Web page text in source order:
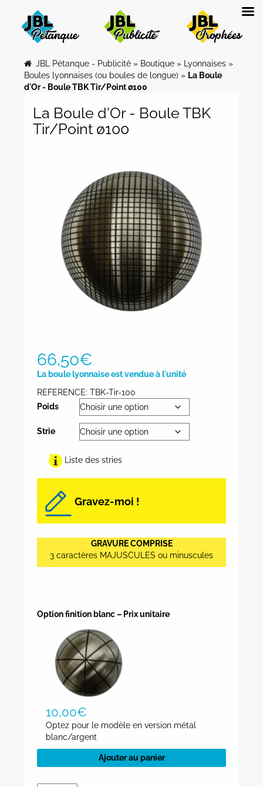
JBL Pétanque - Publicité » Boutique » Lyonnaises »
Boules lyonnaises (ou boules de longue) » La Boule
d'Or - Boule TBK Tir/Point ø100
La Boule d'Or - Boule TBK
Tir/Point ø100
66,50€
La boule lyonnaise est vendue à l'unité
REFERENCE: TBK-Tir-100
Poids
Strie
Liste des stries
Gravez-moi !
GRAVURE COMPRISE
3 caractères MAJUSCULES ou minuscules
Option finition blanc – Prix unitaire
10,00€
Optez pour le modèle en version métal
blanc/argent
Ajouter au panier